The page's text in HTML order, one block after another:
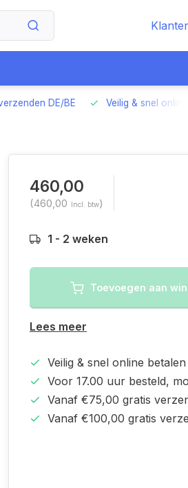
DE/BE Veilig & snel
460,00
(460,00 Incl. btw)
1 - 2 weken
Toevoegen aan
Lees meer
Veilig & snel online betalen
Voor 17.00 uur besteld,
Vanaf €75,00 gratis
Vanaf €100,00 gratis